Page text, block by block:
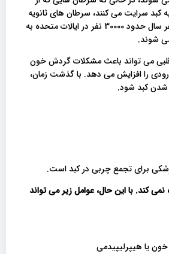
سرایت می کنند، سرطان های ثانویه
کبد نامیده می شوند. هر سال حدود 30000 نفر در ایالات متحده به
شوند.
قلبی می تواند باعث مشکلات گردش خون
را افزایش می دهد. با گذشت زمان،
شدن کبد شود.
برای تجمع چربی در کبد است.
کند. با این حال، عوامل زیر می تواند
یا هیپرلیپیدمی